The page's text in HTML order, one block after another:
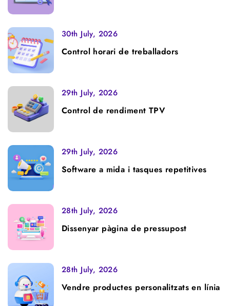
30th July, 2026
Control horari de treballadors
29th July, 2026
Control de rendiment TPV
29th July, 2026
Software a mida i tasques repetitives
28th July, 2026
Dissenyar pàgina de pressupost
28th July, 2026
Vendre productes personalitzats en línia